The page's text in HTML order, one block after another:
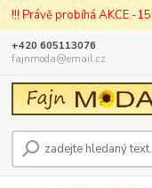
!!! Právě probíhá AKCE -
+420 605113076
fajnmoda@email.cz